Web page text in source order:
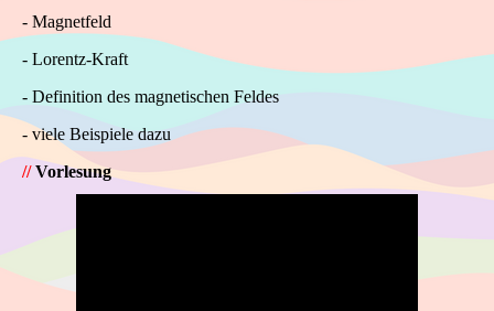
- Magnetfeld
- Lorentz-Kraft
- Definition des magnetischen Feldes
- viele Beispiele dazu
//Vorlesung